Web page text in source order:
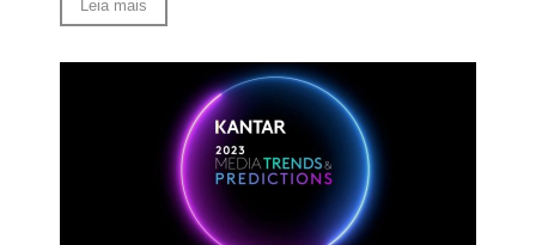
Leia mais